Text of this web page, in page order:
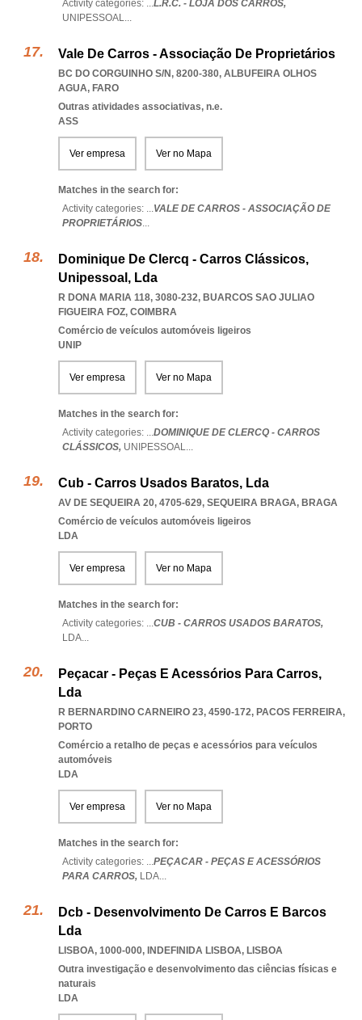
Activity categories: ...L.R.C. - LOJA DOS CARROS,
UNIPESSOAL...
Vale De Carros - Associação De Proprietários
BC DO CORGUINHO S/N, 8200-380, ALBUFEIRA OLHOS
AGUA, FARO
Outras atividades associativas, n.e.
ASS
Ver empresa Ver no Mapa
Matches in the search for:
Activity categories: ...VALE DE CARROS - ASSOCIAÇÃO DE
PROPRIETÁRIOS...
Dominique De Clercq - Carros Clássicos,
Unipessoal, Lda
R DONA MARIA 118, 3080-232, BUARCOS SAO JULIAO
FIGUEIRA FOZ, COIMBRA
Comércio de veículos automóveis ligeiros
UNIP
Ver empresa Ver no Mapa
Matches in the search for:
Activity categories: ...DOMINIQUE DE CLERCQ - CARROS
CLÁSSICOS, UNIPESSOAL...
Cub - Carros Usados Baratos, Lda
AV DE SEQUEIRA 20, 4705-629, SEQUEIRA BRAGA, BRAGA
Comércio de veículos automóveis ligeiros
LDA
Ver empresa Ver no Mapa
Matches in the search for:
Activity categories: ...CUB - CARROS USADOS BARATOS,
LDA...
Peçacar - Peças E Acessórios Para Carros,
Lda
R BERNARDINO CARNEIRO 23, 4590-172, PACOS FERREIRA,
PORTO
Comércio a retalho de peças e acessórios para veículos
automóveis
LDA
Ver empresa Ver no Mapa
Matches in the search for:
Activity categories: ...PEÇACAR - PEÇAS E ACESSÓRIOS
PARA CARROS, LDA...
Dcb - Desenvolvimento De Carros E Barcos
Lda
LISBOA, 1000-000, INDEFINIDA LISBOA, LISBOA
Outra investigação e desenvolvimento das ciências físicas e
naturais
LDA